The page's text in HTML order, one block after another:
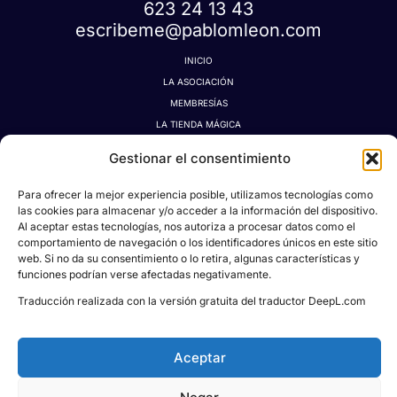
Gestionar el consentimiento
Para ofrecer la mejor experiencia posible, utilizamos tecnologías como
las cookies para almacenar y/o acceder a la información del dispositivo.
Al aceptar estas tecnologías, nos autoriza a procesar datos como el
comportamiento de navegación o los identificadores únicos en este sitio
web. Si no da su consentimiento o lo retira, algunas características y
funciones podrían verse afectadas negativamente.
Traducción realizada con la versión gratuita del traductor DeepL.com
Aceptar
623 24 13 43
escribeme@pablomleon.com
INICIO
LA ASOCIACIÓN
MEMBRESÍAS
LA TIENDA MÁGICA
BLOG
MI CUENTA
AVISO LEGAL
POLÍTICA DE PRIVACIDAD
POLÍTICA DE COOKIES
CONDICIONES DE DONACIONES, RESERVAS Y CANCELACIONES
Todos los derechos © 2026Asociación Proyecto